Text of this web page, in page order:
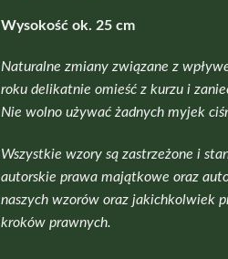
Wysokość ok. 25 cm
Naturalne zmiany związane z
roku delikatnie omieść z kurzu i
Nie wolno używać żadnych myjek
Wszystkie wzory są zastrzeżone i
autorskie prawa majątkowe oraz
naszych wzorów oraz jakichkolwiek
kroków prawnych.